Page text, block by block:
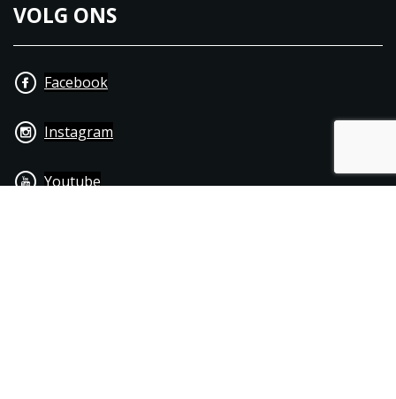
VOLG ONS
Facebook
Instagram
Youtube